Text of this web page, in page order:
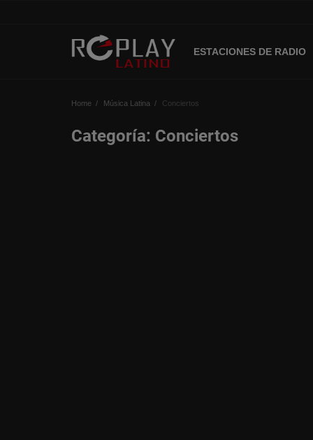
ESTACIONES DE RADIO
Estaciones de Radio
Home Música Latina Conciertos
Categoría: Conciertos